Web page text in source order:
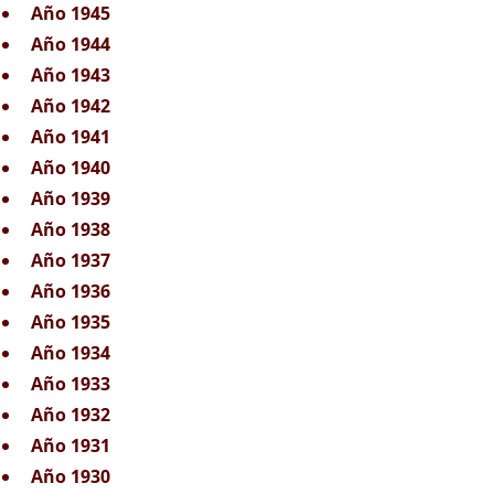
Año 1945
Año 1944
Año 1943
Año 1942
Año 1941
Año 1940
Año 1939
Año 1938
Año 1937
Año 1936
Año 1935
Año 1934
Año 1933
Año 1932
Año 1931
Año 1930